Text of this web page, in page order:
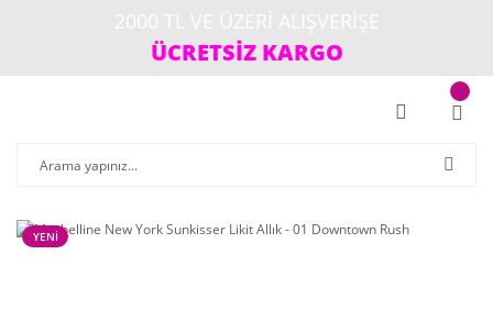
ÜCRETSİZ KARGO
YENİ